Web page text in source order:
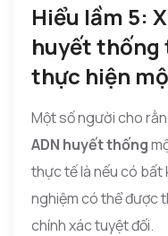
Hiểu lầm 5:
huyết thống
thực hiện
Một số người cho
ADN huyết thống
thực tế là nếu có bất
nghiệm có thể được
chính xác tuyệt đối.